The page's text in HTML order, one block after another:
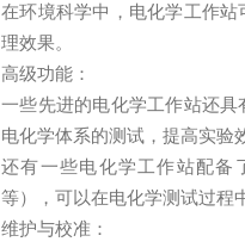
在环境科学中，电化学工作
理效果。
高级功能：
一些先进的电化学工作站还
电化学体系的测试，提高实验
还有一些电化学工作站配备
等），可以在电化学测试过程
维护与校准：